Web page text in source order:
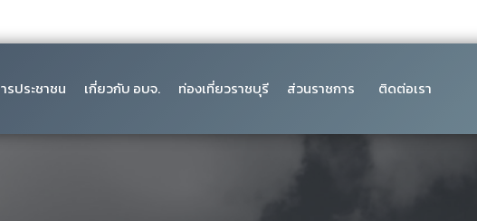
รประชาชน เกี่ยวกับ อบจ. ท่องเที่ยวราชบุรี ส่วนราชการ ติดต่อเรา